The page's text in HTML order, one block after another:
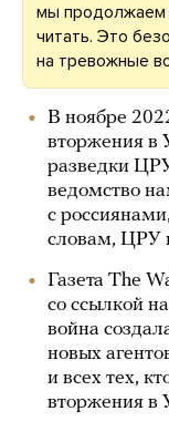
мы продолжаем
читать. Это
на тревожные
В ноябре
вторжения в
разведки
ведомство
с
словам, ЦРУ
Газета The
со ссылкой
война
новых
и всех тех,
вторжения в